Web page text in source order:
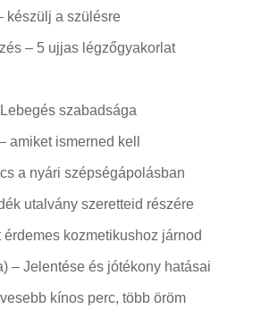
készülj a szülésre
– 5 ujjas légzőgyakorlat
szabadsága
amiket ismerned kell
a nyári szépségápolásban
utalvány szeretteid részére
érdemes kozmetikushoz járnod
– Jelentése és jótékony hatásai
kínos perc, több öröm